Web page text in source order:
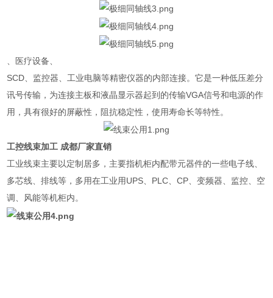
、医疗设备、
SCD、监控器、工业电脑等精密仪器的内部连接。它是一种低压差分
讯号传输，为连接主板和液晶显示器起到的传输VGA信号和电源的作
用，具有很好的屏蔽性，阻抗稳定性，使用寿命长等特性。
工控线束加工 成都厂家直销
工业线束主要以定制居多，主要指机柜内配带元器件的一些电子线、
多芯线、排线等，多用在工业用UPS、PLC、CP、变频器、监控、空
调、风能等机柜内。